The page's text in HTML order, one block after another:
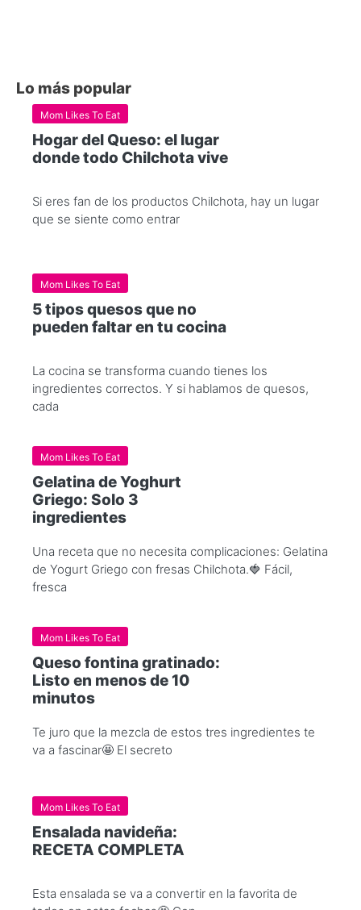
Lo más popular
Mom Likes To Eat
Hogar del Queso: el lugar
donde todo Chilchota vive
Si eres fan de los productos Chilchota, hay un lugar
que se siente como entrar
Mom Likes To Eat
5 tipos quesos que no
pueden faltar en tu cocina
La cocina se transforma cuando tienes los
ingredientes correctos. Y si hablamos de quesos,
cada
Mom Likes To Eat
Gelatina de Yoghurt
Griego: Solo 3
ingredientes
Una receta que no necesita complicaciones: Gelatina
de Yogurt Griego con fresas Chilchota.🍓 Fácil,
fresca
Mom Likes To Eat
Queso fontina gratinado:
Listo en menos de 10
minutos
Te juro que la mezcla de estos tres ingredientes te
va a fascinar🤩 El secreto
Mom Likes To Eat
Ensalada navideña:
RECETA COMPLETA
Esta ensalada se va a convertir en la favorita de